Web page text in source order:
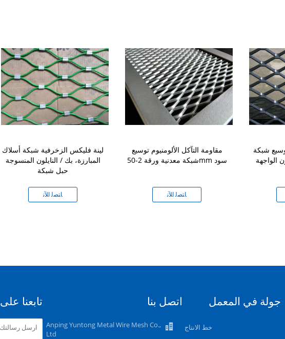
لينة فليكس الزخرفية شبكة أسلاك
المبارزة، بك / النايلون المنسوجة
حبل شبكة
ﺎﺘﺼﻟ ﺍﻶﻧ
مقاومة التآكل الألومنيوم توسيع
شبكة معدنية ورقة 2-50mm سود
ﺎﺘﺼﻟ ﺍﻶﻧ
شبكة
الواجهة
جولة في المعمل
خط الانتاج
اتصل بنا
Anping Yuntong Metal Wire Mesh Co.,
Ltd
تابعنا على